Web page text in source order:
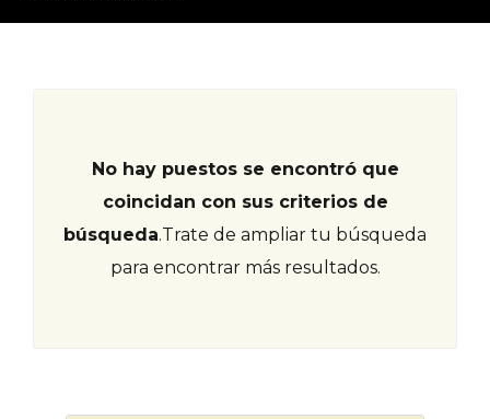
No hay puestos se encontró que
coincidan con sus criterios de
búsqueda.Trate de ampliar tu búsqueda
para encontrar más resultados.